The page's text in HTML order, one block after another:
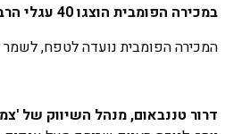
במכירה הפומבית הוצגו 40 עגלי הרבעה מהגזעים סימנטל ושרולה שטופחו בחוות הבקר רמת מגשימים, מבוא חמה, יונתן, קשת ומשק שניידר.
המכירה הפומבית נועדה לטפח, לשמר
דרור טננבאום, מנהל השיווק של